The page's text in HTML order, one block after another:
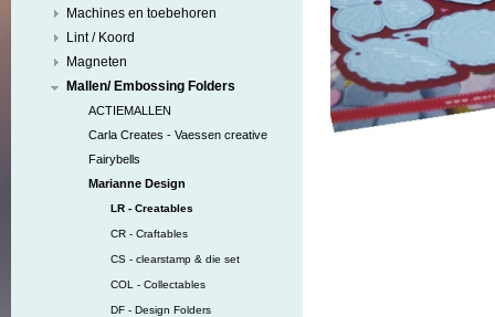
Machines en toebehoren
Lint / Koord
Magneten
Mallen/ Embossing Folders
ACTIEMALLEN
Carla Creates - Vaessen creative
Fairybells
Marianne Design
LR - Creatables
CR - Craftables
CS - clearstamp & die set
COL - Collectables
DF - Design Folders